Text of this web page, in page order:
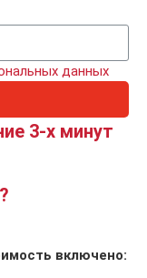
данных
3-х минут
включено: